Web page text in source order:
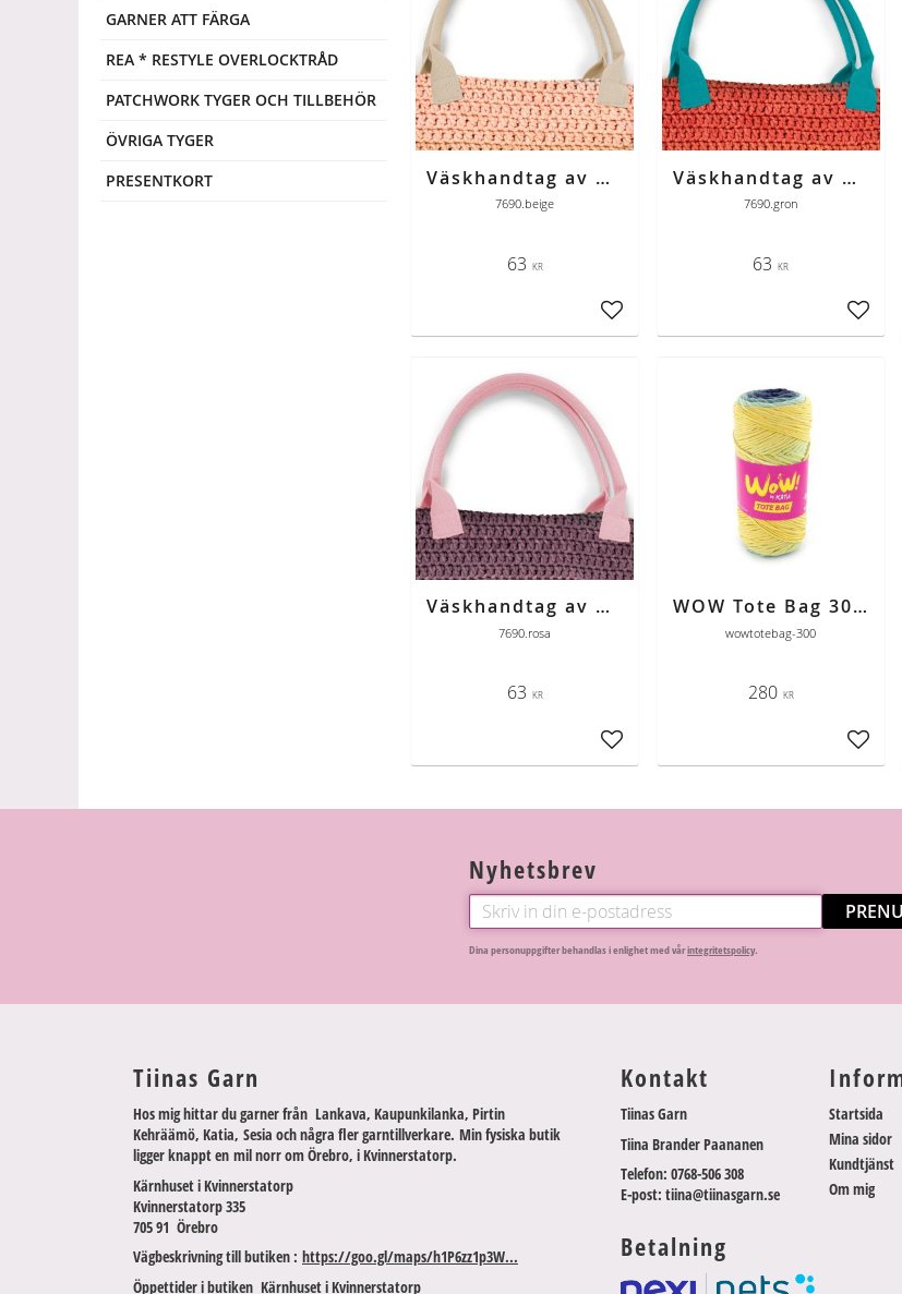
Väskhandtag av bomull beige
7690.beige
63 KR
Lägg till i favoriter
Väskhandtag av bomull grönturkos
7690.gron
63 KR
Lägg
Väskhandtag av bomull rosa
7690.rosa
63 KR
Lägg till i favoriter
WOW Tote Bag 300 blå-vatten-citrongul
wowtotebag-300
280 KR
Lägg
GARNER ATT FÄRGA
REA * RESTYLE OVERLOCKTRÅD
PATCHWORK TYGER OCH TILLBEHÖR
ÖVRIGA TYGER
PRESENTKORT
Nyhetsbrev
Dina personuppgifter behandlas i enlighet med vårintegritetspolicy.
Tiinas Garn
Hos mig hittar du garner från Lankava, Kaupunkilanka, Pirtin
Kehräämö, Katia, Sesia och några fler garntillverkare. Min fysiska butik
ligger knappt en mil norr om Örebro, i Kvinnerstatorp.
Kärnhuset i Kvinnerstatorp
Kvinnerstatorp 335
705 91 Örebro
Vägbeskrivning till butiken : https://goo.gl/maps/h1P6zz1p3W...
Öppettider i butiken Kärnhuset i Kvinnerstatorp
Kontakt
Tiinas Garn
Tiina Brander Paananen
Telefon: 0768-506 308
E-post: tiina@tiinasgarn.se
Betalning
Startsida
Mina sidor
Kundtjänst
Om mig